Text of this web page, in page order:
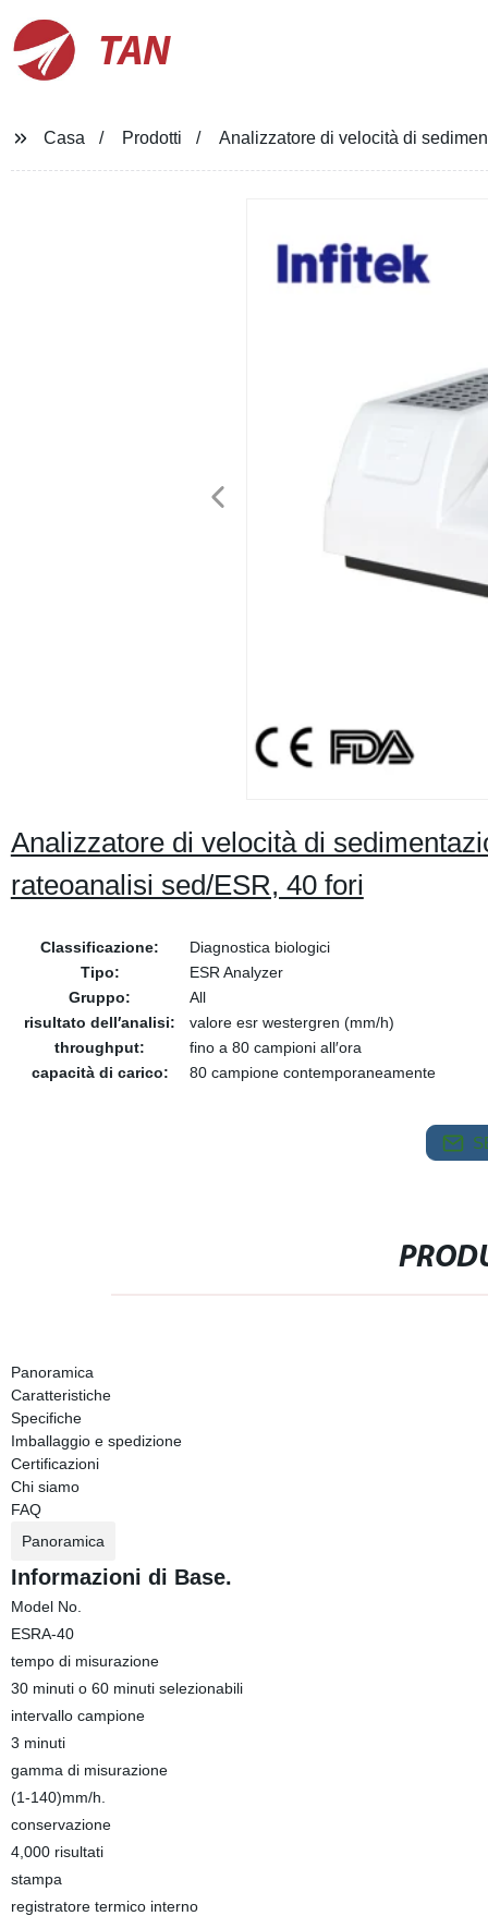
TAN
Casa Prodotti Analizzatore di velocità di
Analizzatore di velocità di
rateoanalisi sed/ESR, 40 fori
Classificazione:
Diagnostica biologici
Tipo:
ESR Analyzer
Gruppo:
All
risultato dell′analisi:
valore esr westergren (mm/h)
throughput:
fino a 80 campioni all′ora
capacità di carico:
80 campione contemporaneamente
Panoramica
Caratteristiche
Specifiche
Imballaggio e spedizione
Certificazioni
Chi siamo
FAQ
Panoramica
Informazioni di Base.
Model No.
ESRA-40
tempo di misurazione
30 minuti o 60 minuti selezionabili
intervallo campione
3 minuti
gamma di misurazione
(1-140)mm/h.
conservazione
4,000 risultati
stampa
registratore termico interno